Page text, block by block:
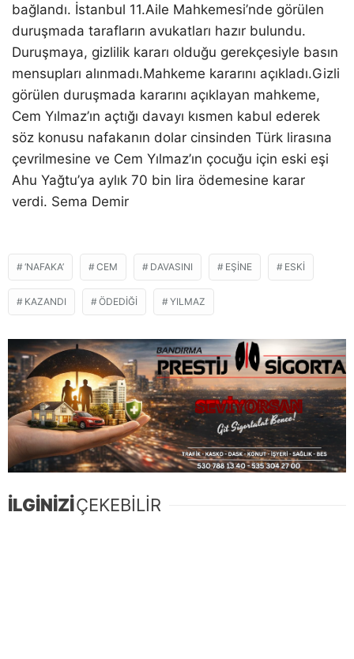
bağlandı. İstanbul 11.Aile Mahkemesi’nde görülen
duruşmada tarafların avukatları hazır bulundu.
Duruşmaya, gizlilik kararı olduğu gerekçesiyle basın
mensupları alınmadı.Mahkeme kararını açıkladı.Gizli
görülen duruşmada kararını açıklayan mahkeme,
Cem Yılmaz’ın açtığı davayı kısmen kabul ederek
söz konusu nafakanın dolar cinsinden Türk lirasına
çevrilmesine ve Cem Yılmaz’ın çocuğu için eski eşi
Ahu Yağtu’ya aylık 70 bin lira ödemesine karar
verdi. Sema Demir
‘NAFAKA’ CEM DAVASINI EŞINE ESKI
KAZANDI ÖDEDIĞI YILMAZ
İLGİNİZİÇEKEBİLİR